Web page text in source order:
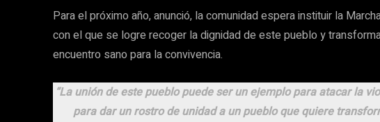
Para el próximo año, anunció, la comunidad espera instituir la
con el que se logre recoger la dignidad de este pueblo y
encuentro sano para la convivencia.
“La unión de este pueblo puede ser un ejemplo para atacar la
para dar un rostro de unidad a un pueblo que quiere